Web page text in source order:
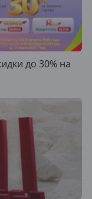
до 30% на